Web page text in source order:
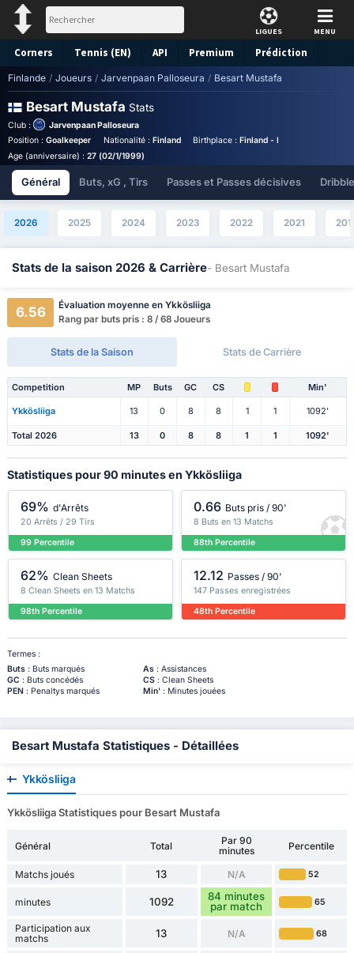
LIGUES MENU
Corners Tennis (EN) API Premium Prédiction
Finlande / Joueurs / Jarvenpaan Palloseura / Besart Mustafa
Besart Mustafa Stats
Club :
Jarvenpaan Palloseura
Position : Goalkeeper Nationalité : Finland Birthplace :Finland - Finland
Age (anniversaire) : 27 (02/1/1999)
Général Buts, xG , Tirs Passes et Passes décisives
2026 2025 2024 2023 2022 2021
Stats de la saison 2026 & Carrière- Besart Mustafa
6.56
Évaluation moyenne en Ykkösliiga
Rang par buts pris : 8 / 68 Joueurs
Stats de la Saison Stats de Carrière
Competition MP Buts GC CS Min'
Ykkösliiga 13 0 8 8 1 1 1092'
Total 2026 13 0 8 8 1 1 1092'
Statistiques pour 90 minutes en Ykkösliiga
69% d'Arrêts
20 Arrêts / 29 Tirs
99 Percentile
0.66 Buts pris / 90'
8 Buts en 13 Matchs
88th Percentile
62% Clean Sheets
8 Clean Sheets en 13 Matchs
98th Percentile
12.12 Passes / 90'
147 Passes enregistrées
48th Percentile
Termes :
Buts: Buts marqués As: Assistances
GC : Buts concédés CS: Clean Sheets
PEN: Penaltys marqués Min': Minutes jouées
Besart Mustafa Statistiques - Détaillées
Ykkösliiga
Ykkösliiga Statistiques pour Besart Mustafa
Général Total
Par 90
minutes
Percentile
Matchs joués 13 N/A 52
minutes 1092
84 minutes
par match
65
Participation aux
matchs
13 N/A 68